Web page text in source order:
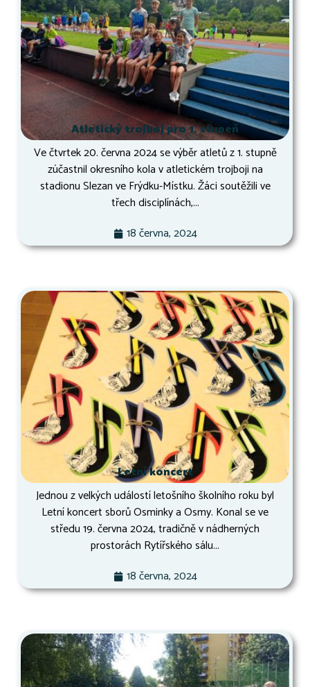
Atletický trojboj pro 1. stupeň
Ve čtvrtek 20. června 2024 se výběr atletů z 1. stupně
zúčastnil okresního kola v atletickém trojboji na
stadionu Slezan ve Frýdku-Místku. Žáci soutěžili ve
třech disciplínách,...
18 června, 2024
Letní koncert
Jednou z velkých událostí letošního školního roku byl
Letní koncert sborů Osminky a Osmy. Konal se ve
středu 19. června 2024, tradičně v nádherných
prostorách Rytířského sálu...
18 června, 2024